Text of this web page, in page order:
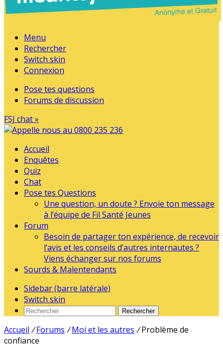
Menu
Rechercher
Switch skin
Connexion
Pose tes questions
Forums de discussion
FSJ chat »
Accueil
Enquêtes
Quiz
Chat
Pose tes Questions
Une question, un doute ? Envoie ton message
à l’équipe de Fil Santé Jeunes
Forum
Besoin de partager ton expérience, de recevoir
l’avis et les conseils d’autres internautes ?
Viens échanger sur nos forums
Sourds & Malentendants
Sidebar (barre latérale)
Switch skin
Rechercher
Accueil / Forums / Moi et les autres / Problème de
confiance